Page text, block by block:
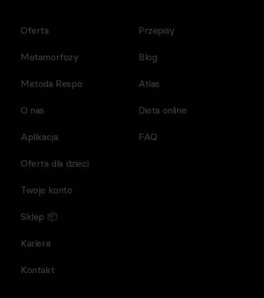
Oferta
Metamorfozy
Metoda Respo
O nas
Aplikacja
Przepisy
Blog
Atlas
Dieta online
FAQ
Oferta dla dzieci
Twoje konto
Sklep 📦
Kariera
Kontakt